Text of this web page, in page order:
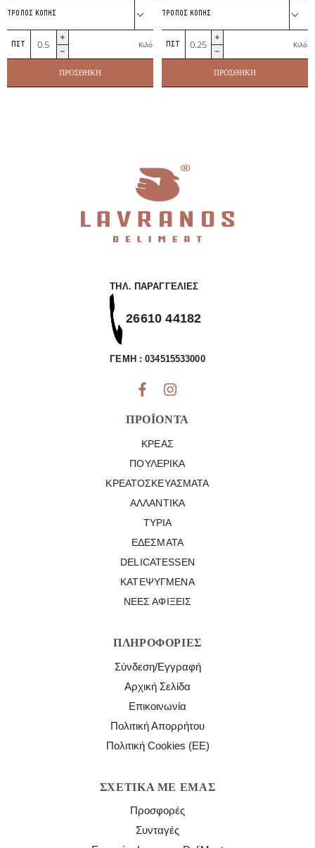
ΤΡΌΠΟΣ ΚΟΠΉΣ
Σοφρίτο
Βοείου
Νεαρού
Ζώου
Κιλό
ΠΡΟΣΘΉΚΗ
ΤΡΌΠΟΣ ΚΟΠΉΣ
Συκώτι
ποσότητα
Κιλό
ΠΡΟΣΘΉΚΗ
ΤΗΛ. ΠΑΡΑΓΓΕΛΊΕΣ
26610 44182
ΓΕΜΗ : 034515533000
ΠΡΟΪΌΝΤΑ
ΚΡΈΑΣ
ΠΟΥΛΕΡΙΚΆ
ΚΡΕΑΤΟΣΚΕΥΆΣΜΑΤΑ
ΑΛΛΑΝΤΙΚΆ
ΤΥΡΙΆ
ΕΔΈΣΜΑΤΑ
DELICATESSEN
ΚΑΤΕΨΥΓΜΈΝΑ
ΝΈΕΣ ΑΦΊΞΕΙΣ
ΠΛΗΡΟΦΟΡΊΕΣ
Σύνδεση/Εγγραφή
Αρχική Σελίδα
Επικοινωνία
Πολιτική Απορρήτου
Πολιτική Cookies (ΕΕ)
ΣΧΕΤΙΚΆ ΜΕ ΕΜΆΣ
Προσφορές
Συνταγές